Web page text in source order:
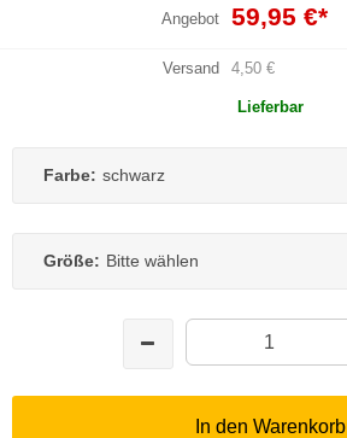
Angebot 59,95 €*
Versand 4,50 €
Lieferbar
Farbe: schwarz
Größe: Bitte wählen
In den Warenkorb